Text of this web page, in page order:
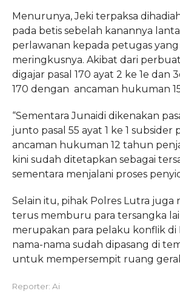
Menurunya, Jeki terpaksa
pada betis sebelah kanannya
perlawanan kepada petugas
meringkusnya. Akibat dari
digajar pasal 170 ayat 2 ke 1e dan
170 dengan ancaman hukuman
“Sementara Junaidi dikenakan
junto pasal 55 ayat 1 ke 1 subsider
ancaman hukuman 12 tahun
kini sudah ditetapkan sebagai
sementara menjalani proses
Selain itu, pihak Polres Lutra juga
terus memburu para tersangka
merupakan para pelaku konflik di
nama-nama sudah dipasang di
untuk mempersempit ruang
Reporter: Ai